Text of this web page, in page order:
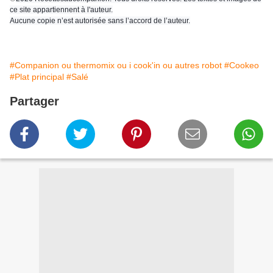
ce site appartiennent à l'auteur.
Aucune copie n’est autorisée sans l’accord de l’auteur.
#Companion ou thermomix ou i cook'in ou autres robot #Cookeo
#Plat principal #Salé
Partager